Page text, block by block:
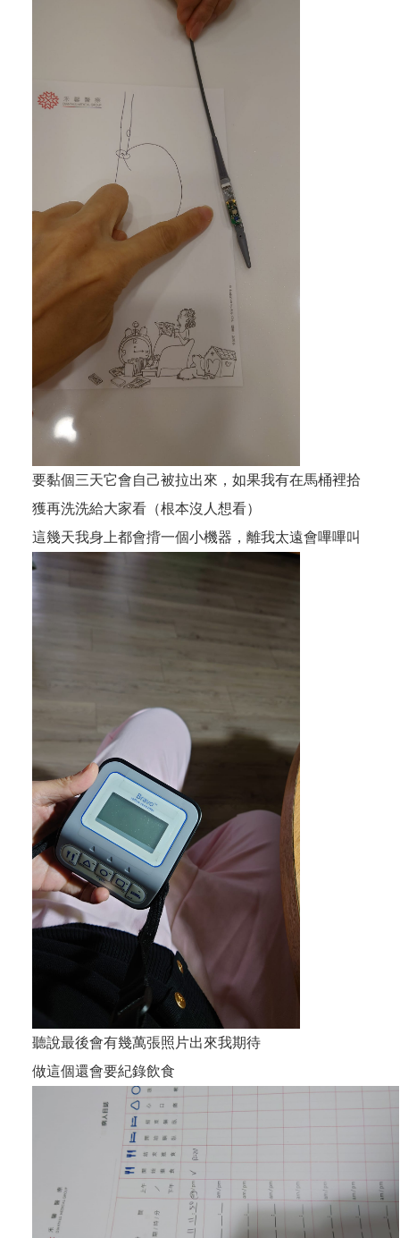
要黏個三天它會自己被拉出來，如果我有在馬桶裡拾
獲再洗洗給大家看（根本沒人想看）
這幾天我身上都會揹一個小機器，離我太遠會嗶嗶叫
聽說最後會有幾萬張照片出來我期待
做這個還會要紀錄飲食